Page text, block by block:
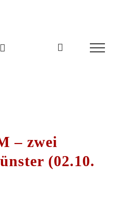
– zwei
(02.10.